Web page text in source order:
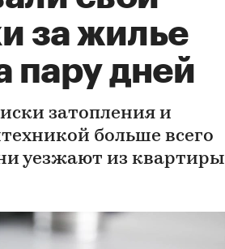
за жилье
пару дней
затопления и
больше всего
уезжают из квартиры